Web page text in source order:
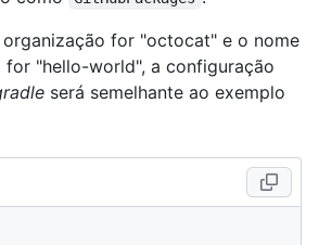
organização for "octocat" e o nome
"hello-world", a configuração
será semelhante ao exemplo